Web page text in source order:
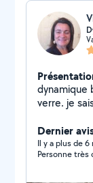
dynamique
verre. je
monte
jardins.
Dernier
Il y a plus de 6